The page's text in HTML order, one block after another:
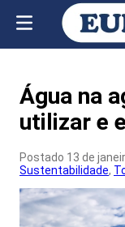
Água na
utilizar e
Postado 13 de
Sustentabilidade,